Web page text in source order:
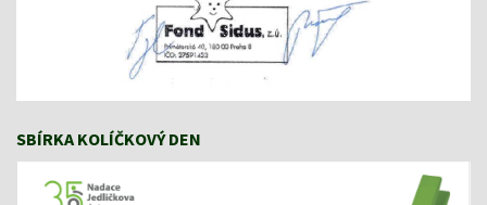
SBÍRKA KOLÍČKOVÝ DEN